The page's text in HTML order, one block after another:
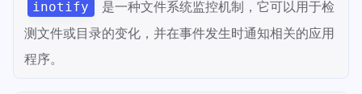
inotify
是一种文件系统监控机制，它可以用于检
测文件或目录的变化，并在事件发生时通知相关的应用
程序。